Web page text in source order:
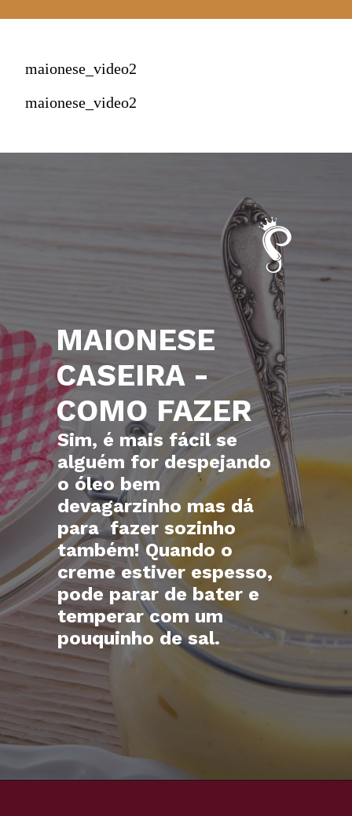
maionese_video2
maionese_video2
MAIONESE
CASEIRA -
COMO FAZER
Sim, é mais fácil se
alguém for despejando
o óleo bem
devagarzinho mas dá
para fazer sozinho
também! Quando o
creme estiver espesso,
pode parar de bater e
temperar com um
pouquinho de sal.